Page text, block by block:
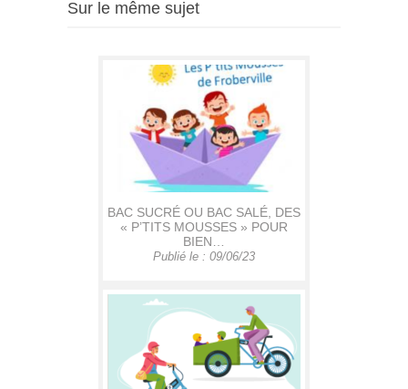
Sur le même sujet
BAC SUCRÉ OU BAC SALÉ, DES
« P’TITS MOUSSES » POUR
BIEN…
Publié le : 09/06/23